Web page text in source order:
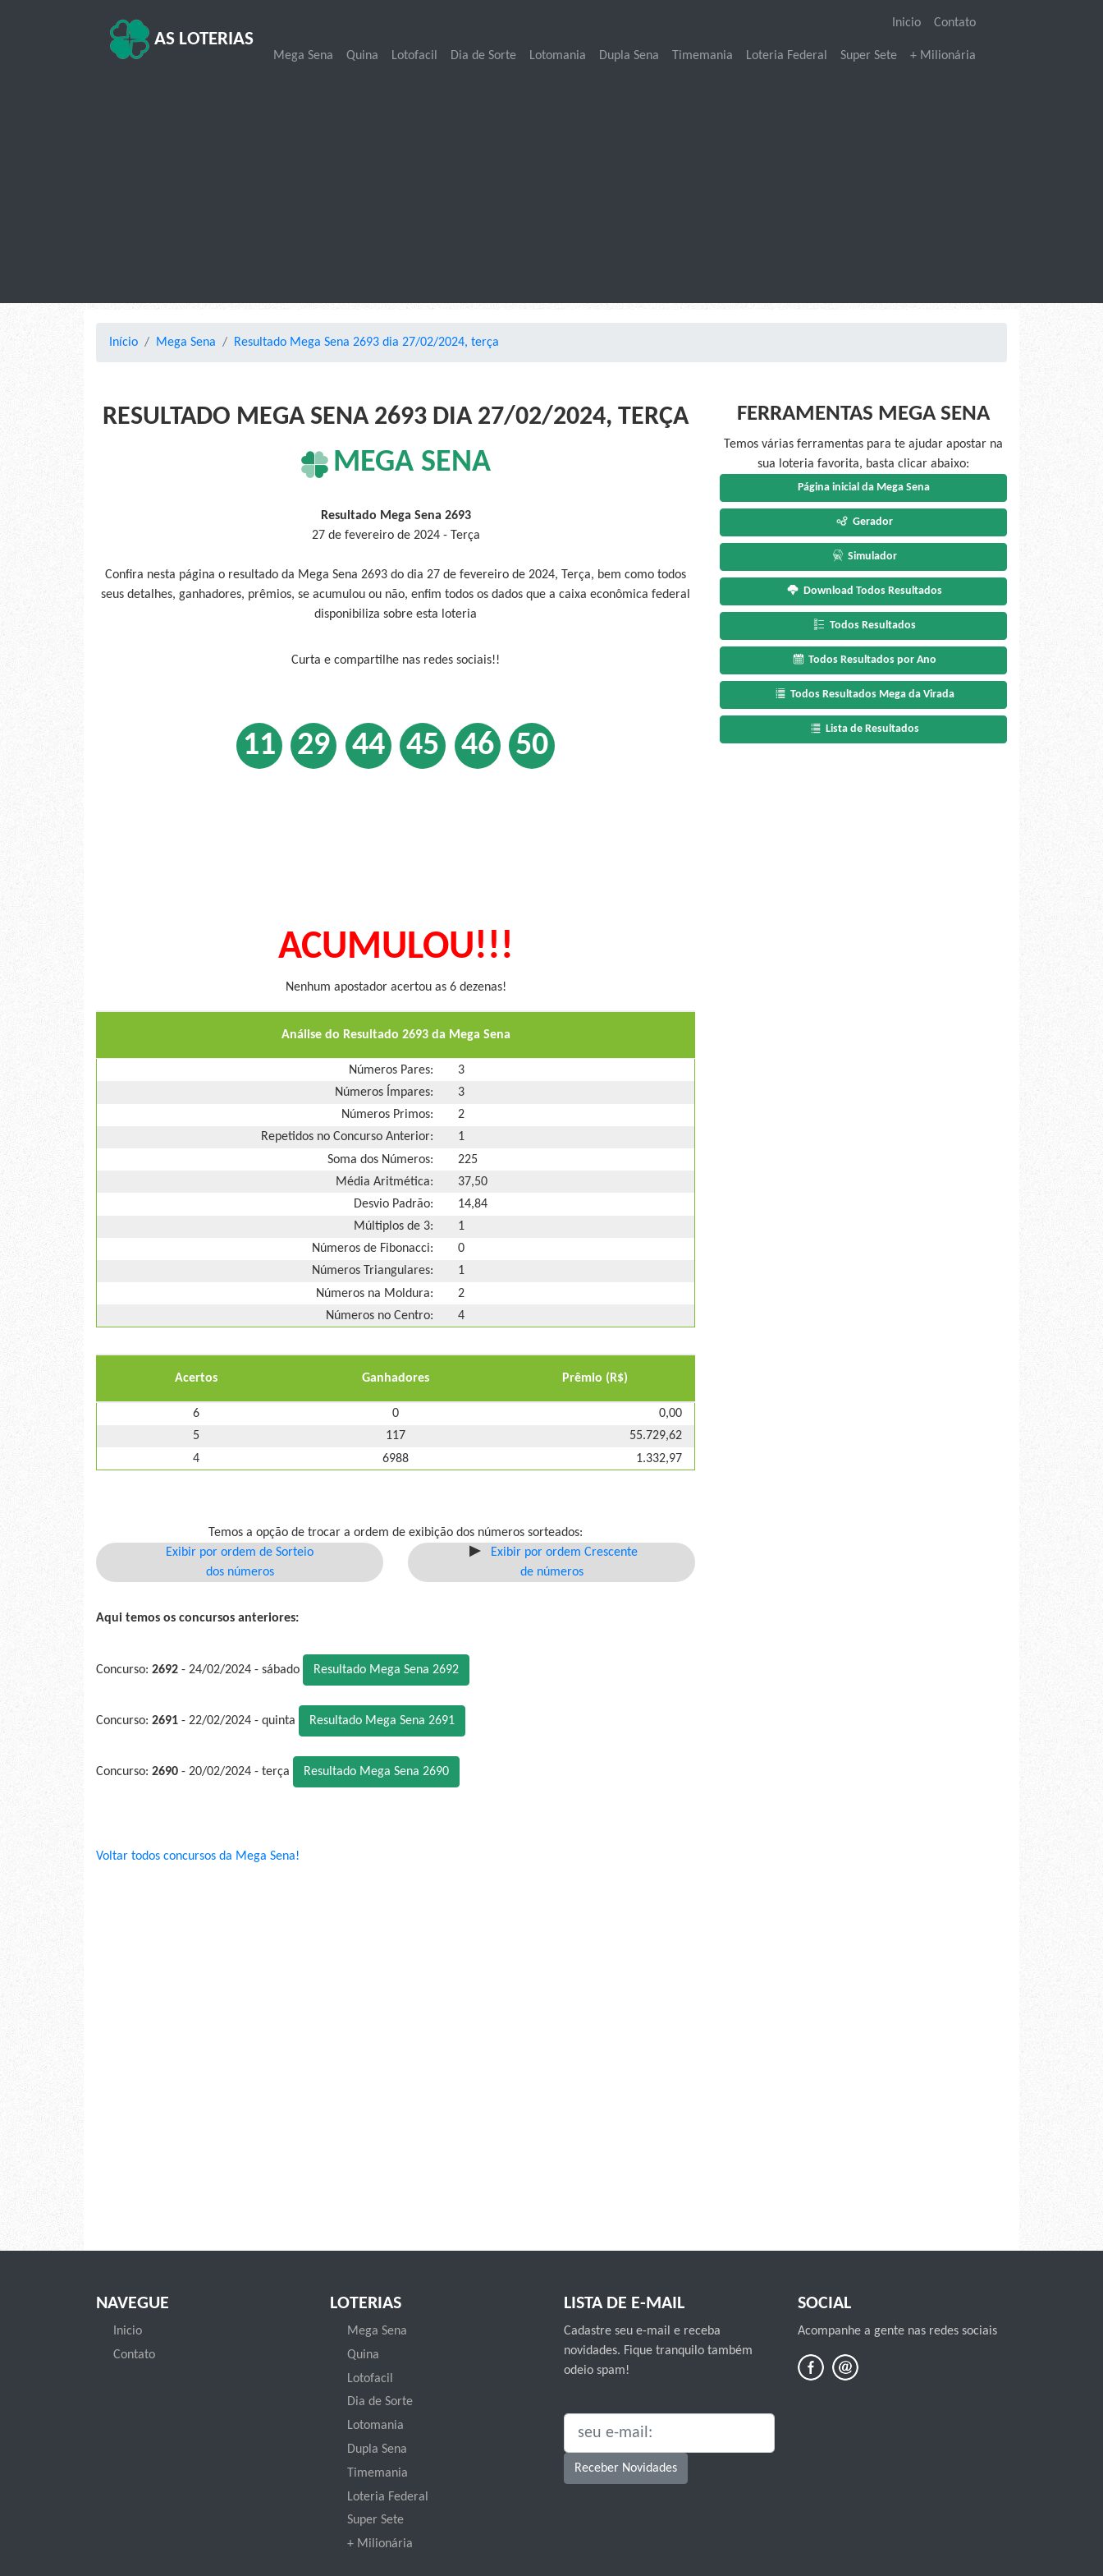
AS LOTERIAS
Inicio Contato
Mega Sena Quina Lotofacil Dia de Sorte Lotomania Dupla Sena Timemania Loteria Federal Super Sete + Milionária
Início Mega Sena Resultado Mega Sena 2693 dia 27/02/2024, terça
RESULTADO MEGA SENA 2693 DIA 27/02/2024, TERÇA
MEGA SENA
Resultado Mega Sena 2693
27 de fevereiro de 2024 - Terça
Confira nesta página o resultado da Mega Sena 2693 do dia 27 de fevereiro de 2024, Terça, bem como todos
seus detalhes, ganhadores, prêmios, se acumulou ou não, enfim todos os dados que a caixa econômica federal
disponibiliza sobre esta loteria
Curta e compartilhe nas redes sociais!!
11 29 44 45 46 50
ACUMULOU!!!
Nenhum apostador acertou as 6 dezenas!
Análise do Resultado 2693 da Mega Sena
Números Pares:
3
Números Ímpares:
3
Números Primos:
2
Repetidos no Concurso Anterior:
1
Soma dos Números:
225
Média Aritmética:
37,50
Desvio Padrão:
14,84
Múltiplos de 3:
1
Números de Fibonacci:
0
Números Triangulares:
1
Números na Moldura:
2
Números no Centro:
4
Acertos Ganhadores Prêmio (R$)
6 0
0,00
5
117
55.729,62
4
6988 1.332,97
Temos a opção de trocar a ordem de exibição dos números sorteados:
Exibir por ordem de Sorteio
dos números
Exibir por ordem Crescente
de números
Aqui temos os concursos anteriores:
Concurso: 2692 - 24/02/2024 - sábado Resultado Mega Sena 2692
Concurso: 2691 - 22/02/2024 - quinta Resultado Mega Sena 2691
Concurso: 2690 - 20/02/2024 - terça Resultado Mega Sena 2690
Voltar todos concursos da Mega Sena!
FERRAMENTAS MEGA SENA
Temos várias ferramentas para te ajudar apostar na
sua loteria favorita, basta clicar abaixo:
Página inicial da Mega Sena
Gerador
Simulador
Download Todos Resultados
Todos Resultados
Todos Resultados por Ano
Todos Resultados Mega da Virada
Lista de Resultados
NAVEGUE
Inicio
Contato
LOTERIAS
Mega Sena
Quina
Lotofacil
Dia de Sorte
Lotomania
Dupla Sena
Timemania
Loteria Federal
Super Sete
+ Milionária
LISTA DE E-MAIL
Cadastre seu e-mail e receba
novidades. Fique tranquilo também
odeio spam!
SEU E-MAIL:
Receber Novidades
SOCIAL
Acompanhe a gente nas redes sociais